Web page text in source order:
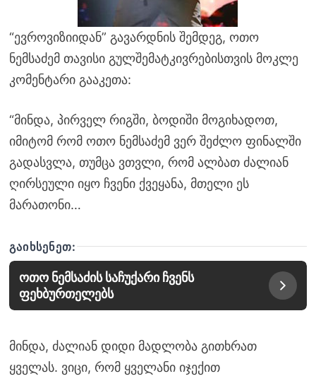
“ევროვიზიიდან” გავარდნის შემდეგ, ოთო
ნემსაძემ თავისი გულშემატკივრებისთვის მოკლე
კომენტარი გააკეთა:
“მინდა, პირველ რიგში, ბოდიში მოგიხადოთ,
იმიტომ რომ ოთო ნემსაძემ ვერ შეძლო ფინალში
გადასვლა, თუმცა ვთვლი, რომ ალბათ ძალიან
ღირსეული იყო ჩვენი ქვეყანა, მთელი ეს
მარათონი…
ᲒᲐᲘᲮᲡᲔᲜᲔᲗ:
ოთო ნემსაძის საჩუქარი ჩვენს
ფეხბურთელებს
მინდა, ძალიან დიდი მადლობა გითხრათ
ყველას. ვიცი, რომ ყველანი იჯექით